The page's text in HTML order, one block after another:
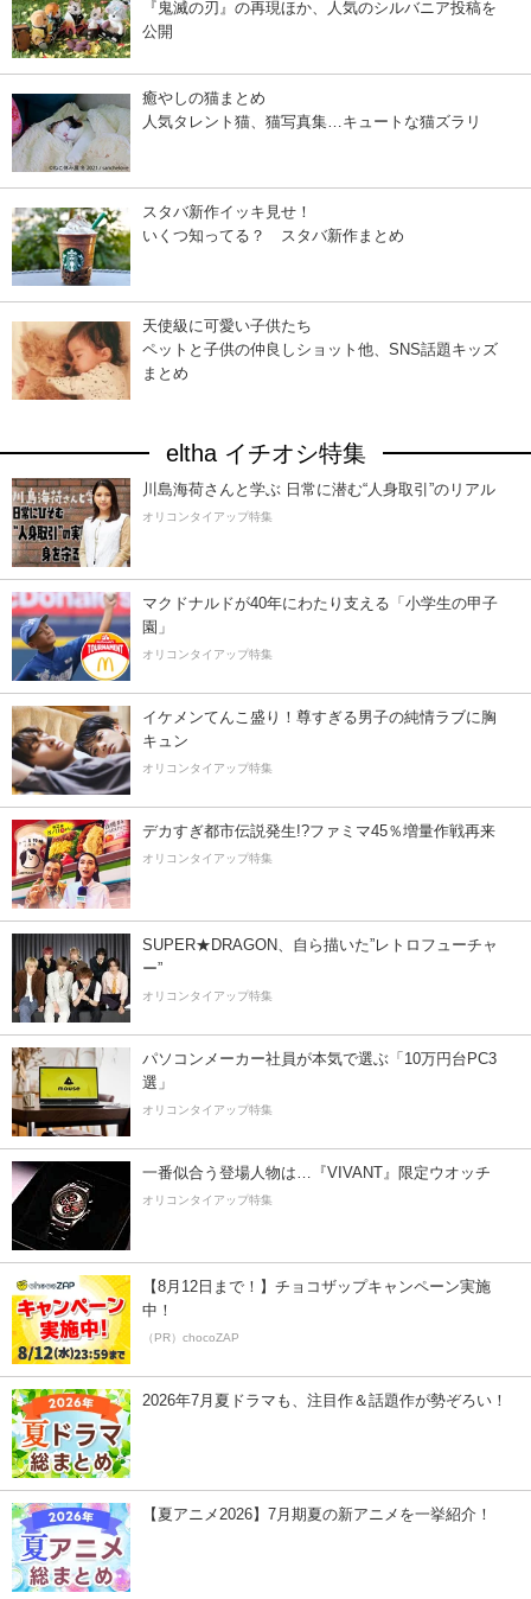
『鬼滅の刃』の再現ほか、人気のシルバニア投稿を
公開
癒やしの猫まとめ
人気タレント猫、猫写真集…キュートな猫ズラリ
スタバ新作イッキ見せ！
いくつ知ってる？ スタバ新作まとめ
天使級に可愛い子供たち
ペットと子供の仲良しショット他、SNS話題キッズ
まとめ
eltha イチオシ特集
川島海荷さんと学ぶ 日常に潜む“人身取引”のリアル
オリコンタイアップ特集
マクドナルドが40年にわたり支える「小学生の甲子
園」
オリコンタイアップ特集
イケメンてんこ盛り！尊すぎる男子の純情ラブに胸
キュン
オリコンタイアップ特集
デカすぎ都市伝説発生!?ファミマ45％増量作戦再来
オリコンタイアップ特集
SUPER★DRAGON、自ら描いた”レトロフューチャ
ー”
オリコンタイアップ特集
パソコンメーカー社員が本気で選ぶ「10万円台PC3
選」
オリコンタイアップ特集
一番似合う登場人物は…『VIVANT』限定ウオッチ
オリコンタイアップ特集
【8月12日まで！】チョコザップキャンペーン実施
中！
（PR）chocoZAP
2026年7月夏ドラマも、注目作＆話題作が勢ぞろい！
【夏アニメ2026】7月期夏の新アニメを一挙紹介！